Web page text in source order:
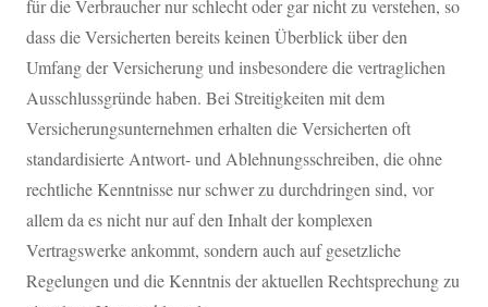
für die Verbraucher nur schlecht oder gar nicht zu verstehen, so
dass die Versicherten bereits keinen Überblick über den
Umfang der Versicherung und insbesondere die vertraglichen
Ausschlussgründe haben. Bei Streitigkeiten mit dem
Versicherungsunternehmen erhalten die Versicherten oft
standardisierte Antwort- und Ablehnungsschreiben, die ohne
rechtliche Kenntnisse nur schwer zu durchdringen sind, vor
allem da es nicht nur auf den Inhalt der komplexen
Vertragswerke ankommt, sondern auch auf gesetzliche
Regelungen und die Kenntnis der aktuellen Rechtsprechung zu